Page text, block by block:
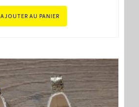
AJOUTER AU PANIER